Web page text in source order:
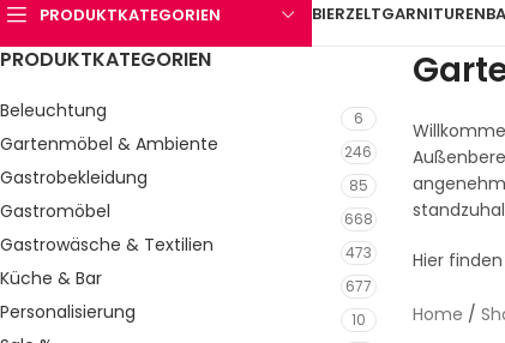
PRODUKTKATEGORIEN BIERZELTGARNITUREN
PRODUKTKATEGORIEN
Beleuchtung 6
Gartenmöbel & Ambiente 246
Gastrobekleidung 85
Gastromöbel 668
Gastrowäsche & Textilien 473
Küche & Bar 677
Personalisierung 10
Hier
Home /